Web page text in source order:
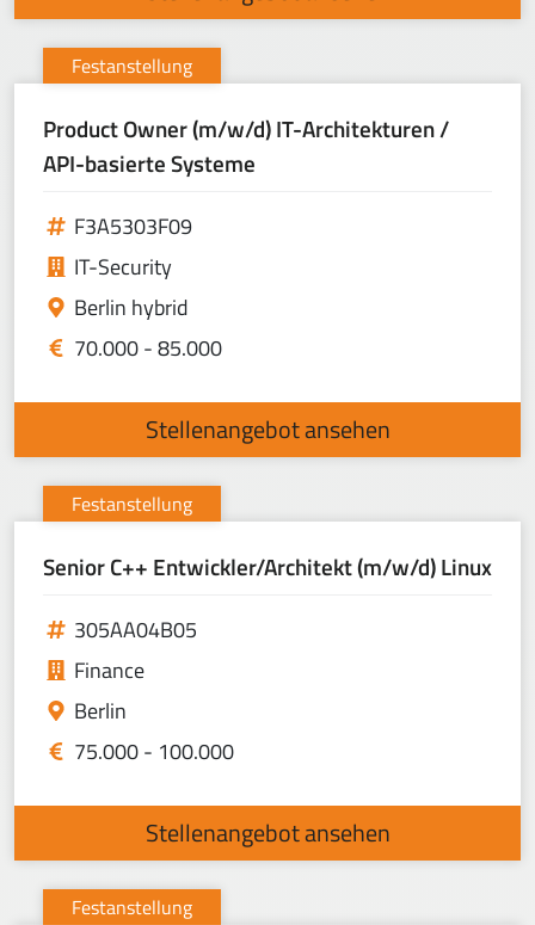
Festanstellung
Product Owner (m/w/d) IT-Architekturen /
API-basierte Systeme
F3A5303F09
IT-Security
Berlin hybrid
70.000 - 85.000
Stellenangebot ansehen
Festanstellung
Senior C++ Entwickler/Architekt (m/w/d) Linux
305AA04B05
Finance
Berlin
75.000 - 100.000
Stellenangebot ansehen
Festanstellung